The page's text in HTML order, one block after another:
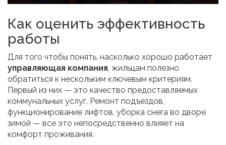
Как оценить эффективность
работы
Для того чтобы понять, насколько хорошо работает
управляющая компания, жильцам полезно
обратиться к нескольким ключевым критериям.
Первый из них — это качество предоставляемых
коммунальных услуг. Ремонт подъездов,
функционирование лифтов, уборка снега во дворе
зимой — все это непосредственно влияет на
комфорт проживания.